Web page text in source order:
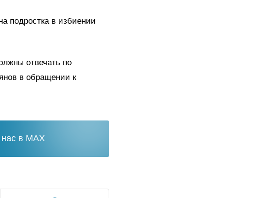
подростка в избиении
отвечать по
в обращении к
в MAX